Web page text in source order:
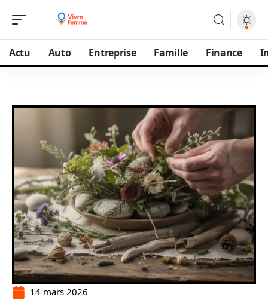
Actu Auto Entreprise Famille Finance
14 mars 2026